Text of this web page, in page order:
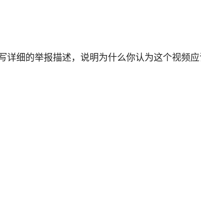
详细的举报描述，说明为什么你认为这个视频